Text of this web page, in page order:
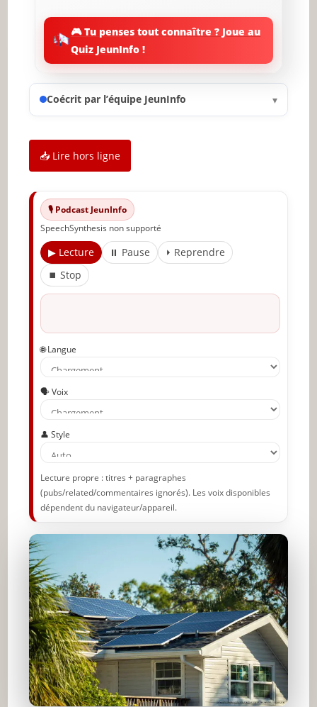
Raccordement au réseau électrique
Entretien et maintenance des panneaux
solaires
Règlementations et subventions
✨ Nouveau sur JeunInfo ?
Articles recommandés
Partager l'amour
🎮 Tu penses tout connaître ? Joue au
Quiz JeunInfo !
Coécrit par l’équipe JeunInfo ▾
📥 Lire hors ligne
🎙️ Podcast JeunInfo
SpeechSynthesis non supporté
▶ Lecture ⏸ Pause
⏵ Reprendre
⏹ Stop
🌐 Langue
🗣️ Voix
👤 Style
Lecture propre : titres + paragraphes
(pubs/related/commentaires ignorés). Les voix disponibles
dépendent du navigateur/appareil.